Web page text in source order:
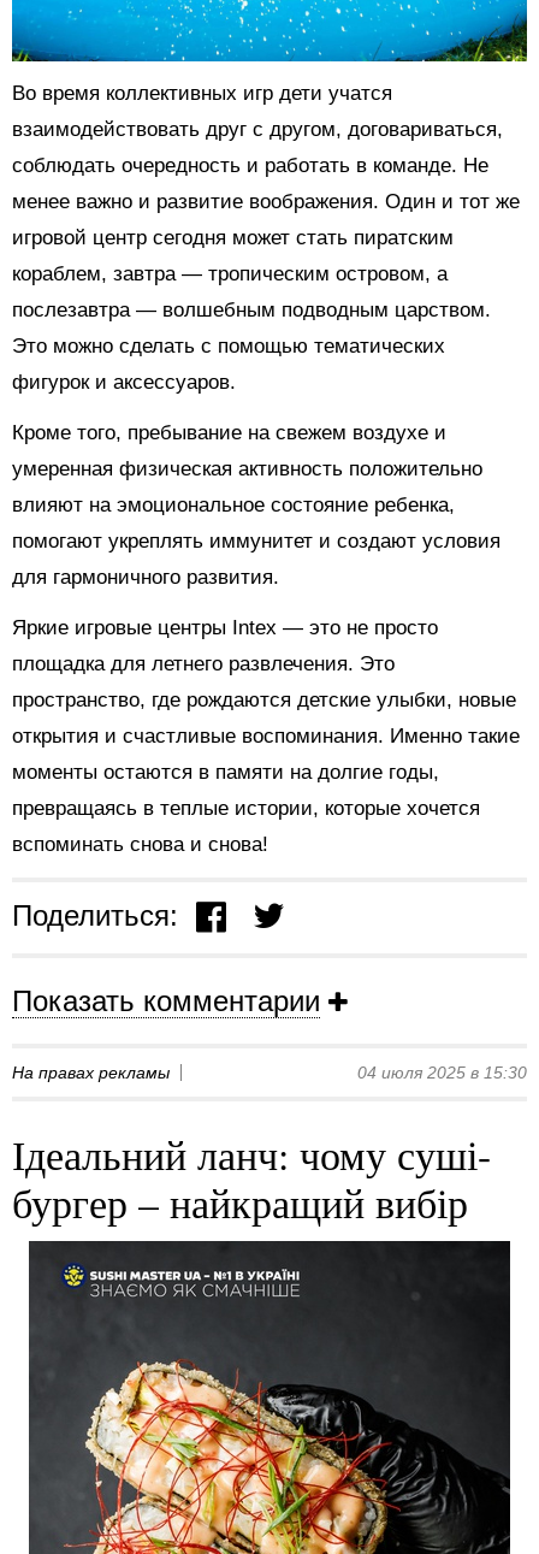
Во время коллективных игр дети учатся
взаимодействовать друг с другом, договариваться,
соблюдать очередность и работать в команде. Не
менее важно и развитие воображения. Один и тот же
игровой центр сегодня может стать пиратским
кораблем, завтра — тропическим островом, а
послезавтра — волшебным подводным царством.
Это можно сделать с помощью тематических
фигурок и аксессуаров.
Кроме того, пребывание на свежем воздухе и
умеренная физическая активность положительно
влияют на эмоциональное состояние ребенка,
помогают укреплять иммунитет и создают условия
для гармоничного развития.
Яркие игровые центры Intex — это не просто
площадка для летнего развлечения. Это
пространство, где рождаются детские улыбки, новые
открытия и счастливые воспоминания. Именно такие
моменты остаются в памяти на долгие годы,
превращаясь в теплые истории, которые хочется
вспоминать снова и снова!
Поделиться:
Показать комментарии
На правах рекламы 04 июля 2025 в 15:30
Ідеальний ланч: чому суші-
бургер – найкращий вибір